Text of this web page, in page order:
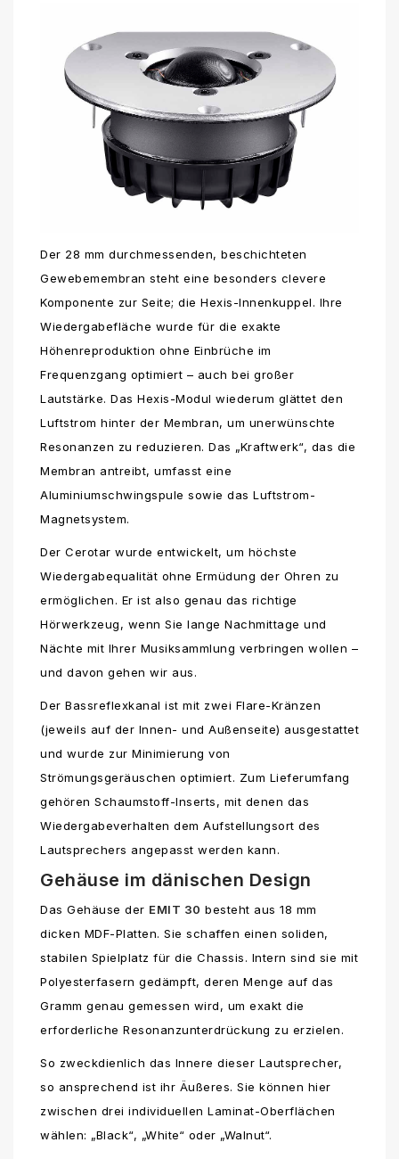
Der 28 mm durchmessenden, beschichteten
Gewebemembran steht eine besonders clevere
Komponente zur Seite; die Hexis-Innenkuppel. Ihre
Wiedergabefläche wurde für die exakte
Höhenreproduktion ohne Einbrüche im
Frequenzgang optimiert – auch bei großer
Lautstärke. Das Hexis-Modul wiederum glättet den
Luftstrom hinter der Membran, um unerwünschte
Resonanzen zu reduzieren. Das „Kraftwerk“, das die
Membran antreibt, umfasst eine
Aluminiumschwingspule sowie das Luftstrom-
Magnetsystem.
Der Cerotar wurde entwickelt, um höchste
Wiedergabequalität ohne Ermüdung der Ohren zu
ermöglichen. Er ist also genau das richtige
Hörwerkzeug, wenn Sie lange Nachmittage und
Nächte mit Ihrer Musiksammlung verbringen wollen –
und davon gehen wir aus.
Der Bassreflexkanal ist mit zwei Flare-Kränzen
(jeweils auf der Innen- und Außenseite) ausgestattet
und wurde zur Minimierung von
Strömungsgeräuschen optimiert. Zum Lieferumfang
gehören Schaumstoff-Inserts, mit denen das
Wiedergabeverhalten dem Aufstellungsort des
Lautsprechers angepasst werden kann.
Gehäuse im dänischen Design
Das Gehäuse der EMIT 30 besteht aus 18 mm
dicken MDF-Platten. Sie schaffen einen soliden,
stabilen Spielplatz für die Chassis. Intern sind sie mit
Polyesterfasern gedämpft, deren Menge auf das
Gramm genau gemessen wird, um exakt die
erforderliche Resonanzunterdrückung zu erzielen.
So zweckdienlich das Innere dieser Lautsprecher,
so ansprechend ist ihr Äußeres. Sie können hier
zwischen drei individuellen Laminat-Oberflächen
wählen: „Black“, „White“ oder „Walnut“.